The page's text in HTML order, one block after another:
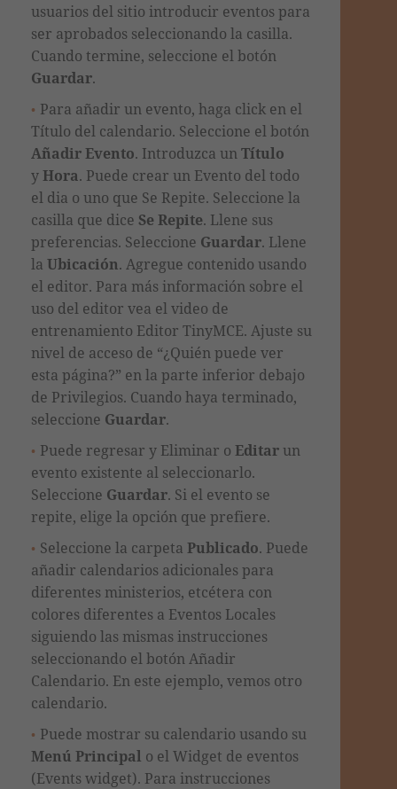
usuarios del sitio introducir eventos para
ser aprobados seleccionando la casilla.
Cuando termine, seleccione el botón
Guardar.
Para añadir un evento, haga click en el
Título del calendario. Seleccione el botón
Añadir Evento. Introduzca unTítulo
yHora. Puede crear un Evento del todo
el dia o uno que Se Repite. Seleccione la
casilla que dice Se Repite. Llene sus
preferencias. Seleccione Guardar. Llene
la Ubicación. Agregue contenido usando
el editor. Para más información sobre el
uso del editor vea el video de
entrenamiento Editor TinyMCE. Ajuste su
nivel de acceso de “¿Quién puede ver
esta página?” en la parte inferior debajo
de Privilegios. Cuando haya terminado,
seleccione Guardar.
Puede regresar y Eliminar o Editar un
evento existente al seleccionarlo.
Seleccione Guardar. Si el evento se
repite, elige la opción que prefiere.
Seleccione la carpeta Publicado. Puede
añadir calendarios adicionales para
diferentes ministerios, etcétera con
colores diferentes a Eventos Locales
siguiendo las mismas instrucciones
seleccionando el botón Añadir
Calendario. En este ejemplo, vemos otro
calendario.
Puede mostrar su calendario usando su
Menú Principal o el Widget de eventos
(Events widget). Para instrucciones